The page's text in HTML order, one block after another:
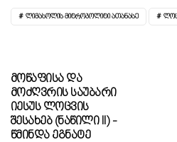
ᲚᲘᲛᲐᲡᲝᲚᲘᲡ ᲛᲘᲢᲠᲝᲞᲝᲚᲘᲢᲘ ᲐᲗᲐᲜᲐᲡᲔ
Მოწაფისა Და
Მოძღვრის Საუბარი
Იესუს Ლოცვის
Შესახებ (ნაწილი II) -
Წმინდა Ეგნატე